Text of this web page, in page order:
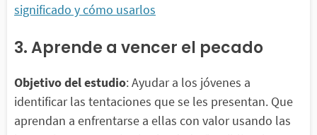
significado y cómo usarlos
3. Aprende a vencer el pecado
Objetivo del estudio: Ayudar a los jóvenes a
identificar las tentaciones que se les presentan. Que
aprendan a enfrentarse a ellas con valor usando las